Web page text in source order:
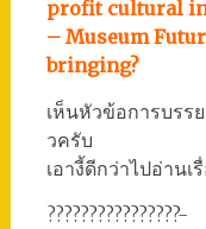
profit cultural
– Museum
bringing?
เห็นหัวข้อการบรร
วครับ
เอางี้ดีกว่าไปอ่าน
????????????????-